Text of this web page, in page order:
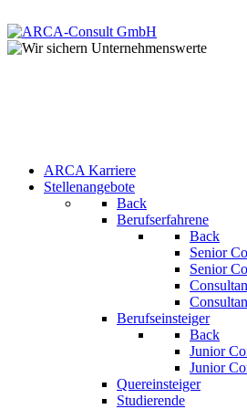
ARCA Karriere
Stellenangebote
Back
Berufserfahrene
Back
Senior
Senior
Berufseinsteiger
Back
Junior
Junior
Quereinsteiger
Studierende